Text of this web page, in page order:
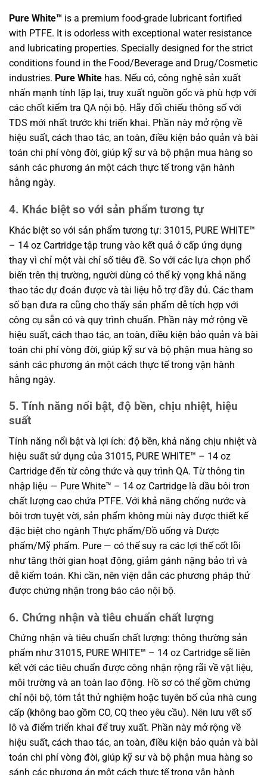
Pure White™ is a premium food-grade lubricant fortified
with PTFE. It is odorless with exceptional water resistance
and lubricating properties. Specially designed for the strict
conditions found in the Food/Beverage and Drug/Cosmetic
industries. Pure White has. Nếu có, công nghệ sản xuất
nhấn mạnh tính lặp lại, truy xuất nguồn gốc và phù hợp với
các chốt kiểm tra QA nội bộ. Hãy đối chiếu thông số với
TDS mới nhất trước khi triển khai. Phần này mở rộng về
hiệu suất, cách thao tác, an toàn, điều kiện bảo quản và bài
toán chi phí vòng đời, giúp kỹ sư và bộ phận mua hàng so
sánh các phương án một cách thực tế trong vận hành
hằng ngày.
4. Khác biệt so với sản phẩm tương tự
Khác biệt so với sản phẩm tương tự: 31015, PURE WHITE™
– 14 oz Cartridge tập trung vào kết quả ở cấp ứng dụng
thay vì chỉ một vài chỉ số tiêu đề. So với các lựa chọn phổ
biến trên thị trường, người dùng có thể kỳ vọng khả năng
thao tác dự đoán được và tài liệu hỗ trợ đầy đủ. Các tham
số bạn đưa ra cũng cho thấy sản phẩm dễ tích hợp với
công cụ sẵn có và quy trình chuẩn. Phần này mở rộng về
hiệu suất, cách thao tác, an toàn, điều kiện bảo quản và bài
toán chi phí vòng đời, giúp kỹ sư và bộ phận mua hàng so
sánh các phương án một cách thực tế trong vận hành
hằng ngày.
5. Tính năng nổi bật, độ bền, chịu nhiệt, hiệu
suất
Tính năng nổi bật và lợi ích: độ bền, khả năng chịu nhiệt và
hiệu suất sử dụng của 31015, PURE WHITE™ – 14 oz
Cartridge đến từ công thức và quy trình QA. Từ thông tin
nhập liệu — Pure White™ – 14 oz Cartridge là dầu bôi trơn
chất lượng cao chứa PTFE. Với khả năng chống nước và
bôi trơn tuyệt vời, sản phẩm không mùi này được thiết kế
đặc biệt cho ngành Thực phẩm/Đồ uống và Dược
phẩm/Mỹ phẩm. Pure — có thể suy ra các lợi thế cốt lõi
như tăng thời gian hoạt động, giảm gánh nặng bảo trì và
dễ kiểm toán. Khi cần, nên viện dẫn các phương pháp thử
được chứng nhận trong báo cáo nội bộ.
6. Chứng nhận và tiêu chuẩn chất lượng
Chứng nhận và tiêu chuẩn chất lượng: thông thường sản
phẩm như 31015, PURE WHITE™ – 14 oz Cartridge sẽ liên
kết với các tiêu chuẩn được công nhận rộng rãi về vật liệu,
môi trường và an toàn lao động. Hồ sơ có thể gồm chứng
chỉ nội bộ, tóm tắt thử nghiệm hoặc tuyên bố của nhà cung
cấp (không bao gồm CO, CQ theo yêu cầu). Nên lưu vết số
lô và điểm triển khai để truy xuất. Phần này mở rộng về
hiệu suất, cách thao tác, an toàn, điều kiện bảo quản và bài
toán chi phí vòng đời, giúp kỹ sư và bộ phận mua hàng so
sánh các phương án một cách thực tế trong vận hành